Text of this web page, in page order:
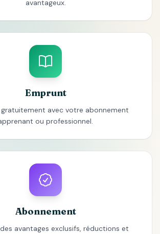
avantageux.
Emprunt
avec votre abonnement
ou professionnel.
Abonnement
avantages exclusifs, réductions et